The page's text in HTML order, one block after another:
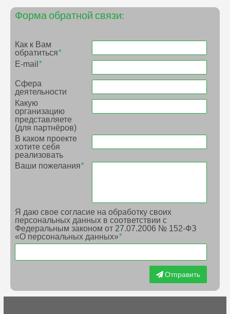
Форма обратной связи:
Как к Вам
обратиться*
E-mail *
Сфера
деятельности
Какую
организацию
представляете
(для партнёров)
В каком проекте
хотите себя
реализовать
Ваши пожелания*
Я даю свое согласие на обработку своих
персональных данных в соответствии с
Федеральным законом от 27.07.2006 № 152-ФЗ
«О персональных данных»*
Отправить